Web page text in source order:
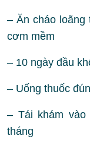
– Ăn cháo loãng
cơm mềm
– 10 ngày đầu
– Uống thuốc
– Tái khám
tháng